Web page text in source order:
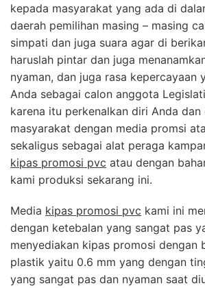
kepada masyarakat yang ada di
daerah pemilihan masing – masing
simpati dan juga suara agar di
haruslah pintar dan juga
nyaman, dan juga rasa kepercayaan
Anda sebagai calon anggota
karena itu perkenalkan diri Anda
masyarakat dengan media promsi
sekaligus sebagai alat peraga
kipas promosi pvc atau dengan
kami produksi sekarang ini.
Media kipas promosi pvc kami ini
dengan ketebalan yang sangat pas
menyediakan kipas promosi dengan
plastik yaitu 0.6 mm yang dengan
yang sangat pas dan nyaman saat